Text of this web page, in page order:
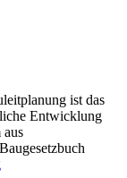
ist das
Entwicklung
aus